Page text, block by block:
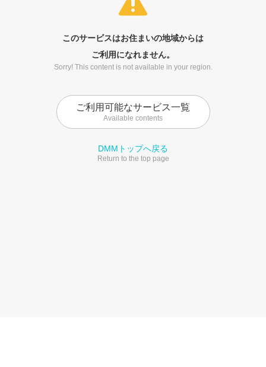
このサービスはお住まいの地域からは
ご利用になれません。
Sorry! This content is not available in your region.
ご利用可能なサービス一覧
Available contents
DMMトップへ戻る
Return to the top page